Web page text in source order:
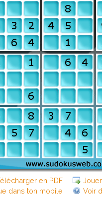
en PDF
dans ton mobile
Voir